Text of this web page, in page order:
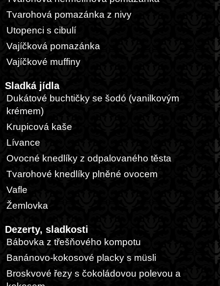
Tvarohová pomazánka z nivy
Utopenci s cibulí
Vajíčková pomazánka
Vajíčkové muffiny
Sladká jídla
Dukátové buchtičky se šodó (vanilkovým
krémem)
Krupicová kaše
Lívance
Ovocné knedlíky z odpalovaného těsta
Tvarohové knedlíky plněné ovocem
Vafle
Žemlovka
Dezerty, sladkosti
Bábovka z třešňového kompotu
Banánovo-kokosové placky s müsli
Broskvové řezy s čokoládovou polevou a